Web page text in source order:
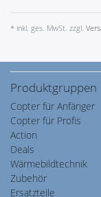
* inkl. ges. MwSt. zzgl.
Produktgruppen
Copter für Anfänger
Copter für Profis
Action
Deals
Wärmebildtechnik
Zubehör
Ersatzteile